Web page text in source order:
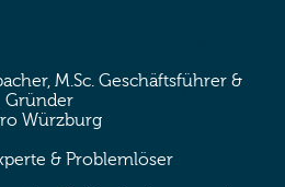
M.Sc. Geschäftsführer &
Gründer
Würzburg
& Problemlöser